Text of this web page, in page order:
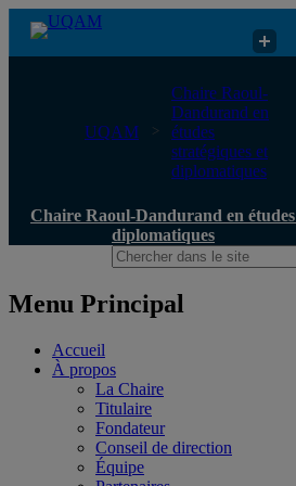
Chaire Raoul-Dandurand en études
UQAM
Chaire Raoul-
Dandurand en
études
stratégiques et
diplomatiques
Chaire Raoul-Dandurand en
diplomatiques
Menu Principal
Accueil
À propos
La Chaire
Titulaire
Fondateur
Conseil de direction
Équipe